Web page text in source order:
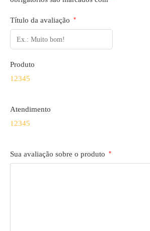
Título da avaliação *
Produto
12345
Atendimento
12345
Sua avaliação sobre o produto *